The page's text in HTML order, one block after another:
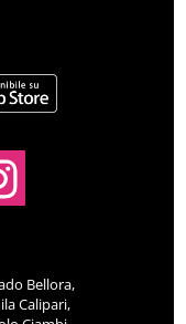
Bellora,
Calipari,